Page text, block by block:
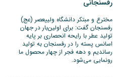
رفسنجانی
مخترع و مبتکر دانشگاه ولییعصر (عج)
رفسنجان گفت: برای اولین‌بار در جهان
تولید عطر با رایحه انحصاری بر پایه
اسانس پسته را در رفسنجان به تولید
رساندیم و دهه فجر از چهار محصول ما
رونمایی می‌شود.